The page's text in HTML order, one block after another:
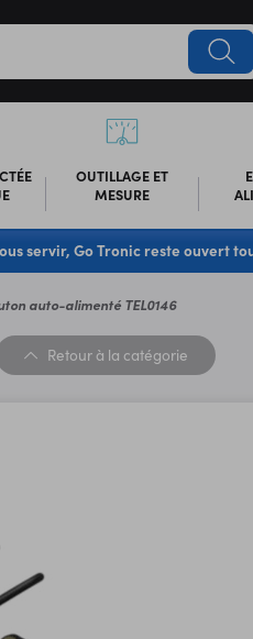
OUTILLAGE ET
MESURE
servir, Go Tronic reste ouvert
auto-alimenté TEL0146
Retour à la catégorie